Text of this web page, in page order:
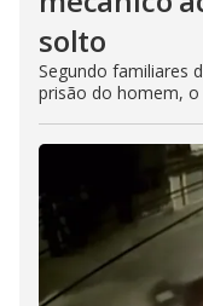
solto
Segundo familiares
prisão do homem, o